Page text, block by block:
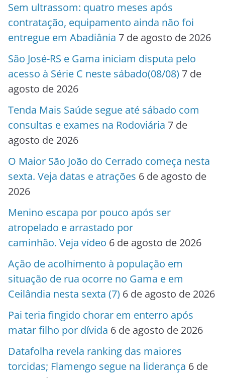
Sem ultrassom: quatro meses após
contratação, equipamento ainda não foi
entregue em Abadiânia 7 de agosto de 2026
São José-RS e Gama iniciam disputa pelo
acesso à Série C neste sábado(08/08) 7 de
agosto de 2026
Tenda Mais Saúde segue até sábado com
consultas e exames na Rodoviária 7 de
agosto de 2026
O Maior São João do Cerrado começa nesta
sexta. Veja datas e atrações 6 de agosto de
2026
Menino escapa por pouco após ser
atropelado e arrastado por
caminhão. Veja vídeo 6 de agosto de 2026
Ação de acolhimento à população em
situação de rua ocorre no Gama e em
Ceilândia nesta sexta (7) 6 de agosto de 2026
Pai teria fingido chorar em enterro após
matar filho por dívida 6 de agosto de 2026
Datafolha revela ranking das maiores
torcidas; Flamengo segue na liderança 6 de